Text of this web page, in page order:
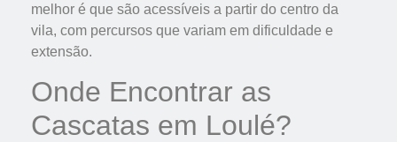
melhor é que são acessíveis a partir do centro da
vila, com percursos que variam em dificuldade e
extensão.
Onde Encontrar as
Cascatas em Loulé?